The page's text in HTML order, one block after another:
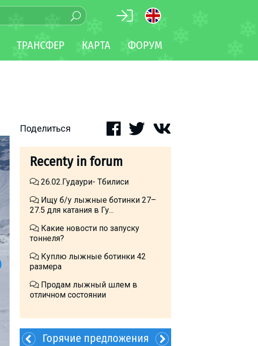
ТРАНСФЕР КАРТА ФОРУМ
Поделиться
Recenty in forum
26.02.Гудаури- Тбилиси
Ищу б/у лыжные ботинки 27–
27.5 для катания в Гу...
Какие новости по запуску
тоннеля?
Куплю лыжные ботинки 42
размера
Продам лыжный шлем в
отличном состоянии
Горячие предложения